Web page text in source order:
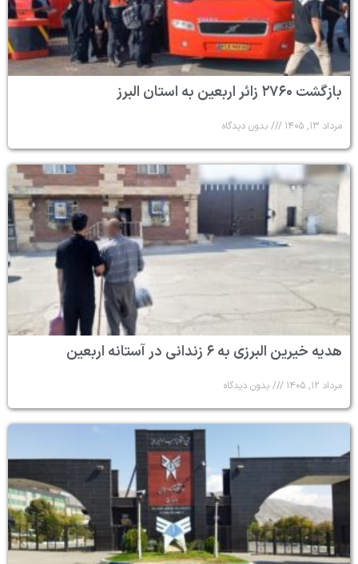
بازگشت ۲۷۶۰ زائر اربعین به استان البرز
مرداد ۱۳, ۱۴۰۵ بدون دیدگاه
هدیه خیرین البرزی به ۶ زندانی در آستانه اربعین
مرداد ۱۲, ۱۴۰۵ بدون دیدگاه